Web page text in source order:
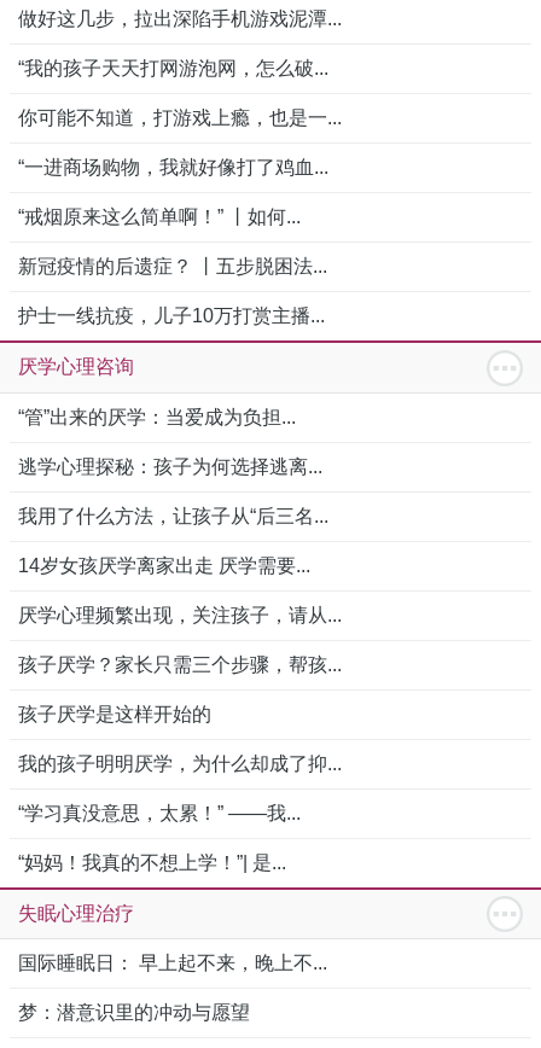
做好这几步，拉出深陷手机游戏泥潭...
“我的孩子天天打网游泡网，怎么破...
你可能不知道，打游戏上瘾，也是一...
“一进商场购物，我就好像打了鸡血...
“戒烟原来这么简单啊！” 丨如何...
新冠疫情的后遗症？ 丨五步脱困法...
护士一线抗疫，儿子10万打赏主播...
厌学心理咨询
“管”出来的厌学：当爱成为负担...
逃学心理探秘：孩子为何选择逃离...
我用了什么方法，让孩子从“后三名...
14岁女孩厌学离家出走 厌学需要...
厌学心理频繁出现，关注孩子，请从...
孩子厌学？家长只需三个步骤，帮孩...
孩子厌学是这样开始的
我的孩子明明厌学，为什么却成了抑...
“学习真没意思，太累！” ——我...
“妈妈！我真的不想上学！”| 是...
失眠心理治疗
国际睡眠日： 早上起不来，晚上不...
梦：潜意识里的冲动与愿望